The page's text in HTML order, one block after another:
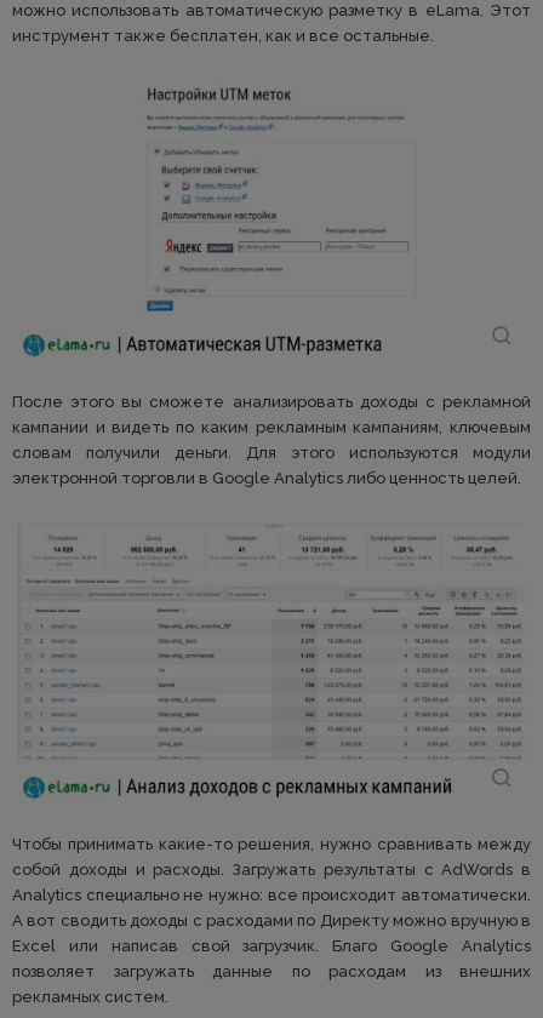
можно использовать автоматическую разметку в eLama. Этот
инструмент также бесплатен, как и все остальные.
После этого вы сможете анализировать доходы с рекламной
кампании и видеть по каким рекламным кампаниям, ключевым
словам получили деньги. Для этого используются модули
электронной торговли в Google Analytics либо ценность целей.
Чтобы принимать какие-то решения, нужно сравнивать между
собой доходы и расходы. Загружать результаты с AdWords в
Analytics специально не нужно: все происходит автоматически.
А вот сводить доходы с расходами по Директу можно вручную в
Excel или написав свой загрузчик. Благо Google Analytics
позволяет загружать данные по расходам из внешних
рекламных систем.